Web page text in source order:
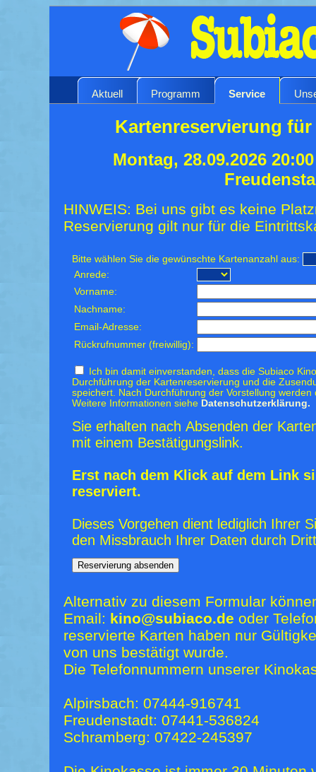
Aktuell Programm Service
Kartenreservierung
Montag, 28.09.2026
HINWEIS: Bei uns gibt es keine
Reservierung gilt nur für die
Bitte wählen Sie die gewünschte Kartenanzahl aus:
Anrede:
Vorname:
Nachname:
Email-Adresse:
Rückrufnummer (freiwillig):
Ich bin damit einverstanden, dass die Subiaco
Durchführung der Kartenreservierung und die
speichert. Nach Durchführung der Vorstellung
Weitere Informationen siehe Datenschutzerklärung.
Sie erhalten nach Absenden der
mit einem Bestätigungslink.
Erst nach dem Klick auf dem Link
reserviert.
Dieses Vorgehen dient lediglich Ihrer
den Missbrauch Ihrer Daten durch
Alternativ zu diesem Formular
Email: kino@subiaco.de oder
reservierte Karten haben nur
von uns bestätigt wurde.
Die Telefonnummern unserer
Alpirsbach: 07444-916741
Freudenstadt: 07441-536824
Schramberg: 07422-245397